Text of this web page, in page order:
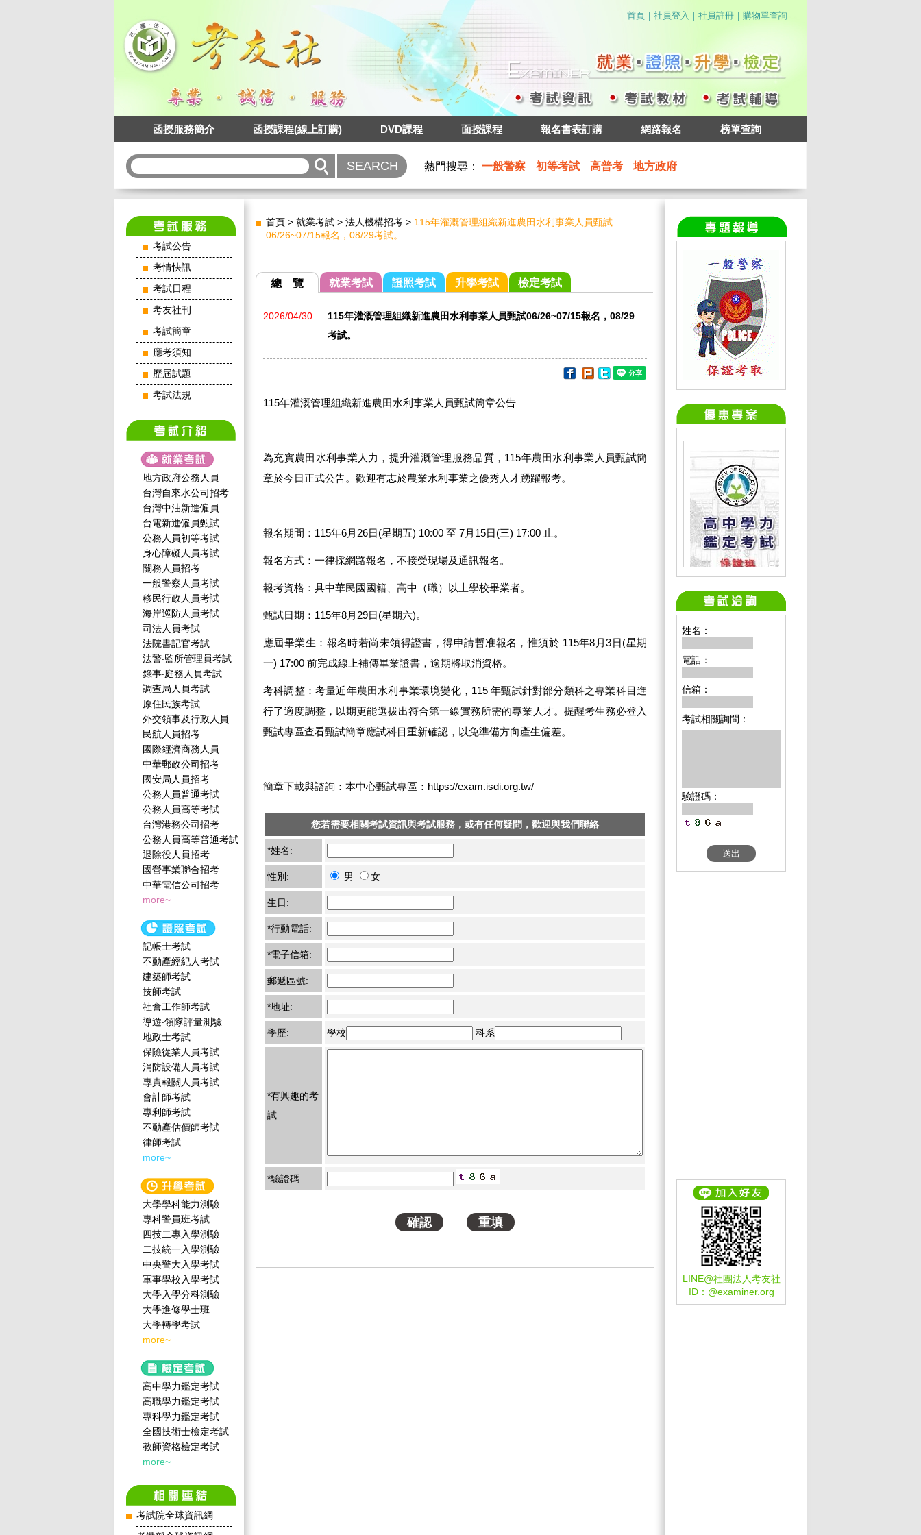
首頁 ｜ 社員登入 ｜ 社員註冊 ｜ 購物單查詢
函授服務簡介 函授課程(線上訂購) DVD課程 面授課程 報名書表訂購 網路報名 榜單查詢
熱門搜尋： 一般警察 初等考試 高普考 地方政府
考試公告
考情快訊
考試日程
考友社刊
考試簡章
應考須知
歷屆試題
考試法規
地方政府公務人員
台灣自來水公司招考
台灣中油新進僱員
台電新進僱員甄試
公務人員初等考試
身心障礙人員考試
關務人員招考
一般警察人員考試
移民行政人員考試
海岸巡防人員考試
司法人員考試
法院書記官考試
法警‧監所管理員考試
錄事‧庭務人員考試
調查局人員考試
原住民族考試
外交領事及行政人員
民航人員招考
國際經濟商務人員
中華郵政公司招考
國安局人員招考
公務人員普通考試
公務人員高等考試
台灣港務公司招考
公務人員高等普通考試
退除役人員招考
國營事業聯合招考
中華電信公司招考
more~
記帳士考試
不動產經紀人考試
建築師考試
技師考試
社會工作師‍考試
導遊‧領隊評量測驗
地政士考試
保險從業人員考試
消防設備人員考試
專責報關人員考試
會計師考試
專利師考試
不動產估價師考試
律師考試
more~
大學學科能力測驗
專科警員班考試
四技二專入學測驗
二技統一入學測驗
中央警大入學考試
軍事學校入學考試
大學入學分科測驗
大學進修學士班
大學轉學考試
more~
高中學力鑑定考試
高職學力鑑定考試
專科學力鑑定考試
全國技術士檢定考試
教師資格檢定考試
more~
考試院全球資訊網
首頁 > 就業考試 > 法人機構招考 > 115年灌溉管理組織新進農田水利事業人員甄試
06/26~07/15報名，08/29考試。
總 覽 就業考試 證照考試 升學考試 檢定考試
2026/04/30
115年灌溉管理組織新進農田水利事業人員甄試06/26~07/15報名，08/29
考試。
115年灌溉管理組織新進農田水利事業人員甄試簡章公告
為充實農田水利事業人力，提升灌溉管理服務品質，115年農田水利事業人員甄試簡
章於今日正式公告。歡迎有志於農業水利事業之優秀人才踴躍報考。
報名期間：115年6月26日(星期五) 10:00 至 7月15日(三) 17:00 止。
報名方式：一律採網路報名，不接受現場及通訊報名。
報考資格：具中華民國國籍、高中（職）以上學校畢業者。
甄試日期：115年8月29日(星期六)。
應屆畢業生：報名時若尚未領得證書，得申請暫准報名，惟須於 115年8月3日(星期
一) 17:00 前完成線上補傳畢業證書，逾期將取消資格。
考科調整：考量近年農田水利事業環境變化，115 年甄試針對部分類科之專業科目進
行了適度調整，以期更能選拔出符合第一線實務所需的專業人才。提醒考生務必登入
甄試專區查看甄試簡章應試科目重新確認，以免準備方向產生偏差。
簡章下載與諮詢：本中心甄試專區：https://exam.isdi.org.tw/
您若需要相關考試資訊與考試服務，或有任何疑問，歡迎與我們聯絡
*姓名:
性別: 男 女
生日:
*行動電話:
*電子信箱:
郵遞區號:
*地址:
學歷: 學校 科系
*有興趣的考
試:
*驗證碼
姓名：
電話：
信箱：
考試相關詢問：
驗證碼：
LINE@社團法人考友社
ID： @examiner.org